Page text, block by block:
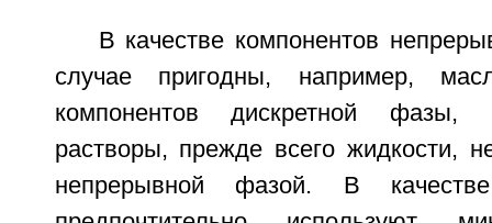
В качестве компонентов
случае пригодны, например,
компонентов дискретной фазы,
растворы, прежде всего жидкости,
непрерывной фазой. В